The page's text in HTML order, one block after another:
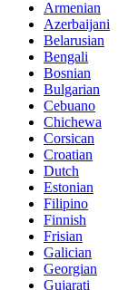
Armenian
Azerbaijani
Belarusian
Bengali
Bosnian
Bulgarian
Cebuano
Chichewa
Corsican
Croatian
Dutch
Estonian
Filipino
Finnish
Frisian
Galician
Georgian
Gujarati